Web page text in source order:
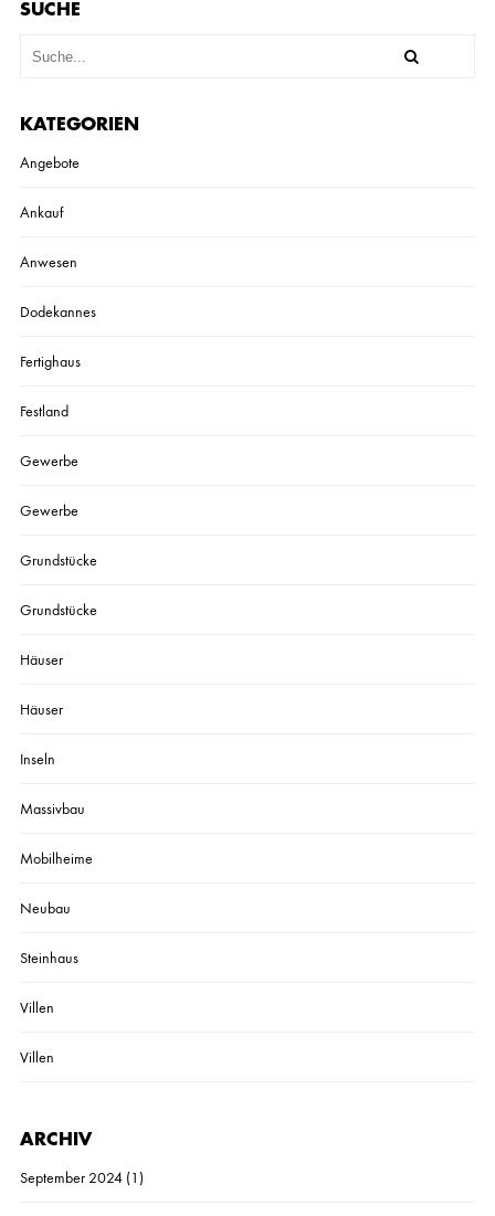
SUCHE
KATEGORIEN
Angebote
Ankauf
Anwesen
Dodekannes
Fertighaus
Festland
Gewerbe
Gewerbe
Grundstücke
Grundstücke
Häuser
Häuser
Inseln
Massivbau
Mobilheime
Neubau
Steinhaus
Villen
Villen
ARCHIV
September 2024(1)